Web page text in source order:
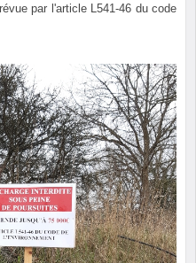
par l'article L541-46 du code